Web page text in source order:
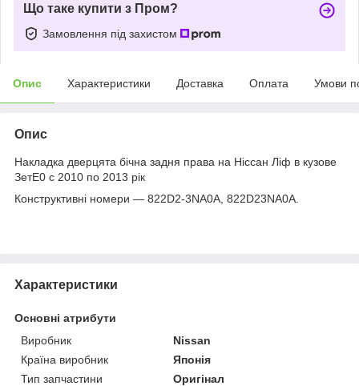
Що таке купити з Пром?
Замовлення під захистом
Опис Характеристики Доставка Оплата Умови
Опис
Накладка дверцята бічна задня права на Ніссан Ліф в кузове
ЗетЕ0 с 2010 по 2013 рік
Конструктивні номери — 822D2-3NA0A, 822D23NA0A.
Характеристики
Основні атрибути
Виробник
Nissan
Країна виробник
Японія
Тип запчастини
Оригінал